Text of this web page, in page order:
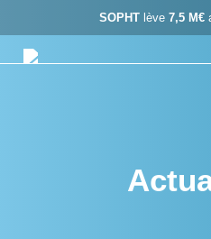
SOPHT lève 7,5 M€